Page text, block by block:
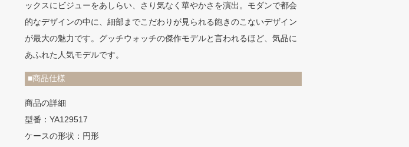
ックスにビジューをあしらい、さり気なく華やかさを演出。モダンで都会
的なデザインの中に、細部までこだわりが見られる飽きのこないデザイン
が最大の魅力です。グッチウォッチの傑作モデルと言われるほど、気品に
あふれた人気モデルです。
■商品仕様
商品の詳細
型番：YA129517
ケースの形状：円形